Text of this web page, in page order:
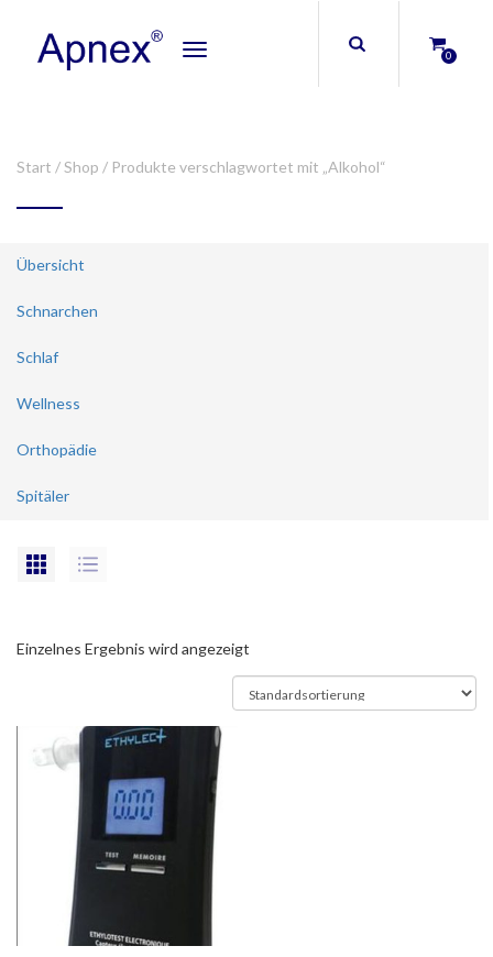
Toggle
0
Start /Shop / Produkte verschlagwortet mit „Alkohol“
Übersicht
Schnarchen
Schlaf
Wellness
Orthopädie
Spitäler
Einzelnes Ergebnis wird angezeigt